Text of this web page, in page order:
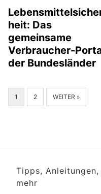
heit: Das
gemeinsame
Verbraucher-
der Bundesländer
1 2 WEITER »
Tipps,
mehr